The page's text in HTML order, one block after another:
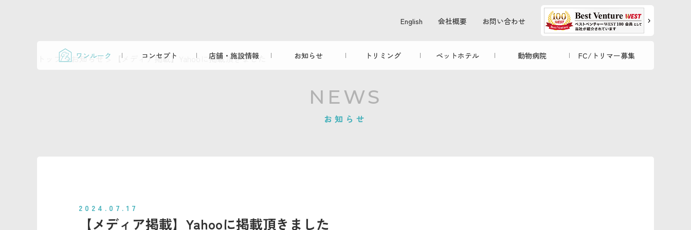
English 会社概要 お問い合わせ
ワンルーク コンセプト 店舗・施設情報 お知らせ トリミング ペットホテル 動物病院 FC/トリマー募集
トップ>お知らせ> 【メディア掲載】Yahooに掲載頂きました
NEWS
お知らせ
2024.07.17
【メディア掲載】Yahooに掲載頂きました